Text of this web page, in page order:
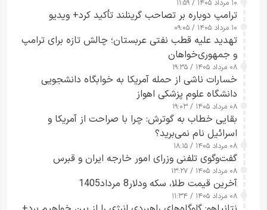
شدند
۱۰ مرداد ۱۴۰۵ / ۱۱:۵۹
ترامپ دوباره بر تصاحب گرینلند تأکید کرد+ ویدیو
۱۰ مرداد ۱۴۰۵ / ۰۹:۰۵
تهدید علیه قطب نفتی عربستان؛ چالش تازه برای ترامپ
و جمهوری‌خواهان
۰۸ مرداد ۱۴۰۵ / ۱۹:۳۵
خسارات ناشی از حمله آمریکا به خوابگاه دانشجویی
دانشگاه علوم پزشکی اهواز
۰۸ مرداد ۱۴۰۵ / ۱۹:۰۳
بقایی خطاب به گوترش: چرا با صراحت از آمریکا و
اسرائیل نام نمی‌برید؟
۰۸ مرداد ۱۴۰۵ / ۱۸:۱۵
گفت‌وگوی تلفنی وزرای امور خارجه ایران و قبرس
۰۸ مرداد ۱۴۰۵ / ۱۳:۲۷
آخرین قیمت طلا، سکه ودلار8 مرداد1405
۰۸ مرداد ۱۴۰۵ / ۱۱:۳۴